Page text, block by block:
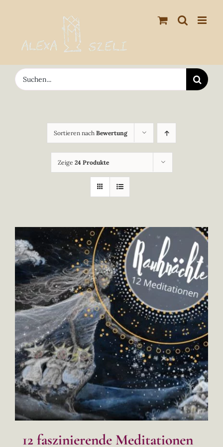
springen
Suche
nach:
Sortieren nach Bewertung
Zeige 24 Produkte
12 faszinierende Meditationen